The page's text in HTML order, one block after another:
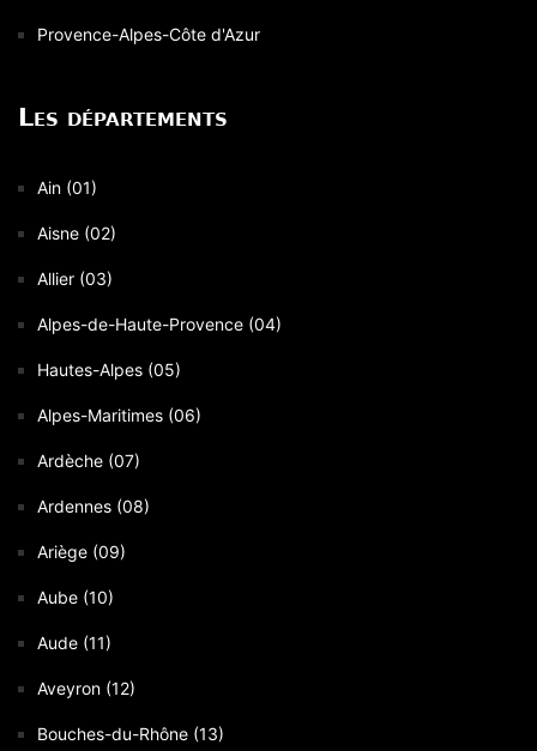
Provence-Alpes-Côte d'Azur
Les départements
Ain (01)
Aisne (02)
Allier (03)
Alpes-de-Haute-Provence (04)
Hautes-Alpes (05)
Alpes-Maritimes (06)
Ardèche (07)
Ardennes (08)
Ariège (09)
Aube (10)
Aude (11)
Aveyron (12)
Bouches-du-Rhône (13)